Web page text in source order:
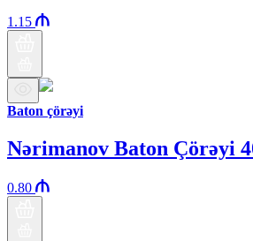
1.15
Baton çörəyi
Nərimanov Baton Çörəyi
0.80